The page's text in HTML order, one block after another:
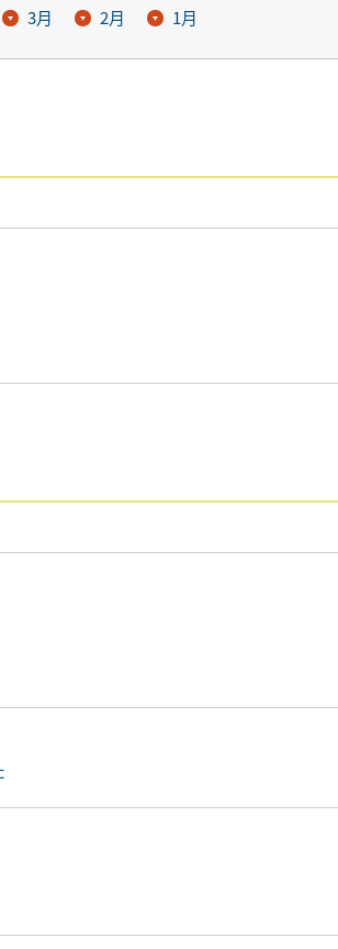
3月 2月 1月